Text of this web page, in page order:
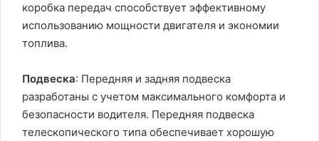
коробка передач способствует эффективному
использованию мощности двигателя и экономии
топлива.
Подвеска: Передняя и задняя подвеска
разработаны с учетом максимального комфорта и
безопасности водителя. Передняя подвеска
телескопического типа обеспечивает хорошую